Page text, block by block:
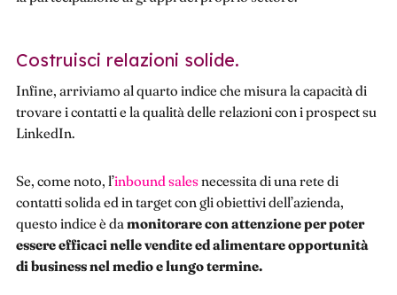
Costruisci relazioni solide.
Infine, arriviamo al quarto indice che misura la capacità di
trovare i contatti e la qualità delle relazioni con i prospect su
LinkedIn.
Se, come noto, l’inbound salesnecessita di una rete di
contatti solida ed in target con gli obiettivi dell’azienda,
questo indice è damonitorare con attenzione per poter
essere efficaci nelle vendite ed alimentare opportunità
di business nel medio e lungo termine.